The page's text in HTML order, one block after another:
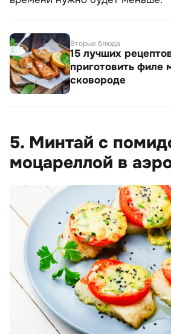
Вторые блюда
15 лучших
приготовить филе
сковороде
5. Минтай с
моцареллой в